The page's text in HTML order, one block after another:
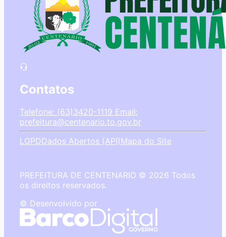
Contatos
Telefone: (63)3420-1119 Email:
prefeitura@centenario.to.gov.br
LGPDDados Abertos (API)Mapa do Site
PREFEITURA DE CENTENARIO © 2026 Todos
os direitos reservados.
© Desenvolvido por